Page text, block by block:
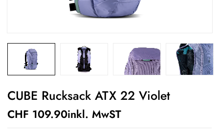
CUBE Rucksack ATX 22 Violet
CHF 109.90inkl. MwST